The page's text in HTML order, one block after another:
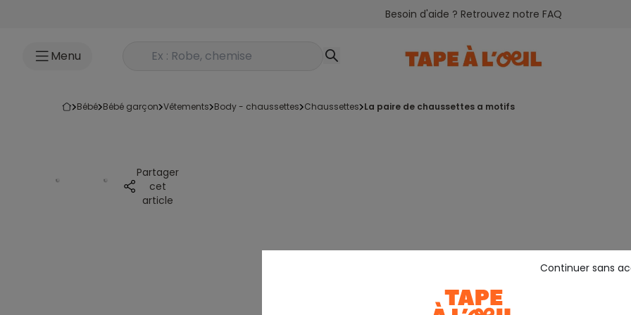
Besoin d'aide ? Retrouvez notre FAQ
Menu Rechercher un produit
bébé bébé garçon vêtements body - chaussettes chaussettes la paire de chaussettes a motifs
Partager
cet
article
Continuer sans